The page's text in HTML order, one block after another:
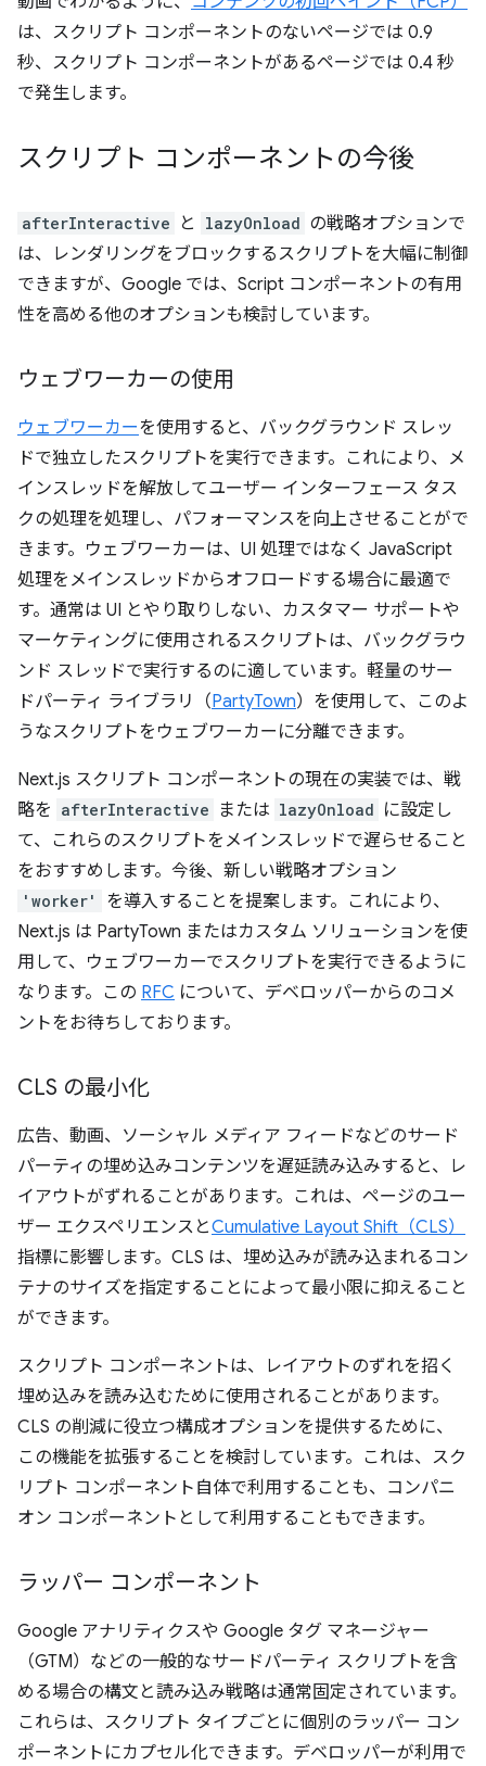
は、スクリプト コンポーネントのないページでは 0.9
秒、スクリプト コンポーネントがあるページでは 0.4 秒
で発生します。
スクリプト コンポーネントの今後
afterInteractive と lazyOnload の戦略オプションで
は、レンダリングをブロックするスクリプトを大幅に制御
できますが、Google では、Script コンポーネントの有用
性を高める他のオプションも検討しています。
ウェブワーカーの使用
ウェブワーカーを使用すると、バックグラウンド スレッ
ドで独立したスクリプトを実行できます。これにより、メ
インスレッドを解放してユーザー インターフェース タス
クの処理を処理し、パフォーマンスを向上させることがで
きます。ウェブワーカーは、UI 処理ではなく JavaScript
処理をメインスレッドからオフロードする場合に最適で
す。通常は UI とやり取りしない、カスタマー サポートや
マーケティングに使用されるスクリプトは、バックグラウ
ンド スレッドで実行するのに適しています。軽量のサー
ドパーティ ライブラリ（PartyTown）を使用して、このよ
うなスクリプトをウェブワーカーに分離できます。
Next.js スクリプト コンポーネントの現在の実装では、戦
略を afterInteractive または lazyOnload に設定し
て、これらのスクリプトをメインスレッドで遅らせること
をおすすめします。今後、新しい戦略オプション
'worker'
を導入することを提案します。これにより、
Next.js は PartyTown またはカスタム ソリューションを使
用して、ウェブワーカーでスクリプトを実行できるように
なります。この RFC について、デベロッパーからのコメ
ントをお待ちしております。
CLS の最小化
広告、動画、ソーシャル メディア フィードなどのサード
パーティの埋め込みコンテンツを遅延読み込みすると、レ
イアウトがずれることがあります。これは、ページのユー
ザー エクスペリエンスとCumulative Layout Shift（CLS）
指標に影響します。CLS は、埋め込みが読み込まれるコン
テナのサイズを指定することによって最小限に抑えること
ができます。
スクリプト コンポーネントは、レイアウトのずれを招く
埋め込みを読み込むために使用されることがあります。
CLS の削減に役立つ構成オプションを提供するために、
この機能を拡張することを検討しています。これは、スク
リプト コンポーネント自体で利用することも、コンパニ
オン コンポーネントとして利用することもできます。
ラッパー コンポーネント
Google アナリティクスや Google タグ マネージャー
（GTM）などの一般的なサードパーティ スクリプトを含
める場合の構文と読み込み戦略は通常固定されています。
これらは、スクリプト タイプごとに個別のラッパー コン
ポーネントにカプセル化できます。デベロッパーが利用で